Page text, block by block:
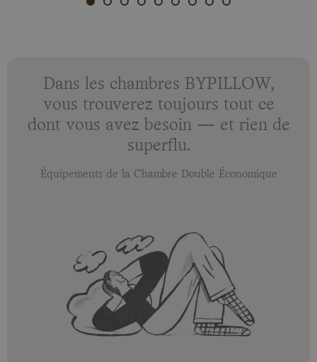
Dans les chambres BYPILLOW,
vous trouverez toujours tout ce
dont vous avez besoin — et rien de
superflu.
Équipements de la Chambre Double Économique